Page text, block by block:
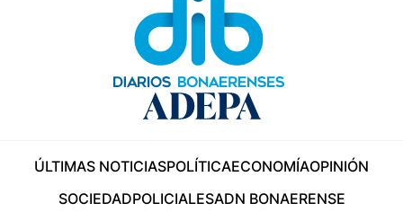
ÚLTIMAS NOTICIASPOLÍTICAECONOMÍAOPINIÓN
SOCIEDADPOLICIALESADN BONAERENSE